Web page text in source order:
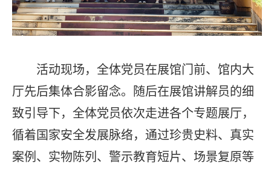
活动现场，全体党员在展馆门前、馆内大
厅先后集体合影留念。随后在展馆讲解员的细
致引导下，全体党员依次走进各个专题展厅，
循着国家安全发展脉络，通过珍贵史料、真实
案例、实物陈列、警示教育短片、场景复原等